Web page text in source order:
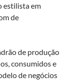
estilista em
de
de produção
consumidos e
de negócios